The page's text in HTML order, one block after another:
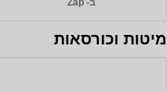
ב- Zap
מיטות וכורסאות